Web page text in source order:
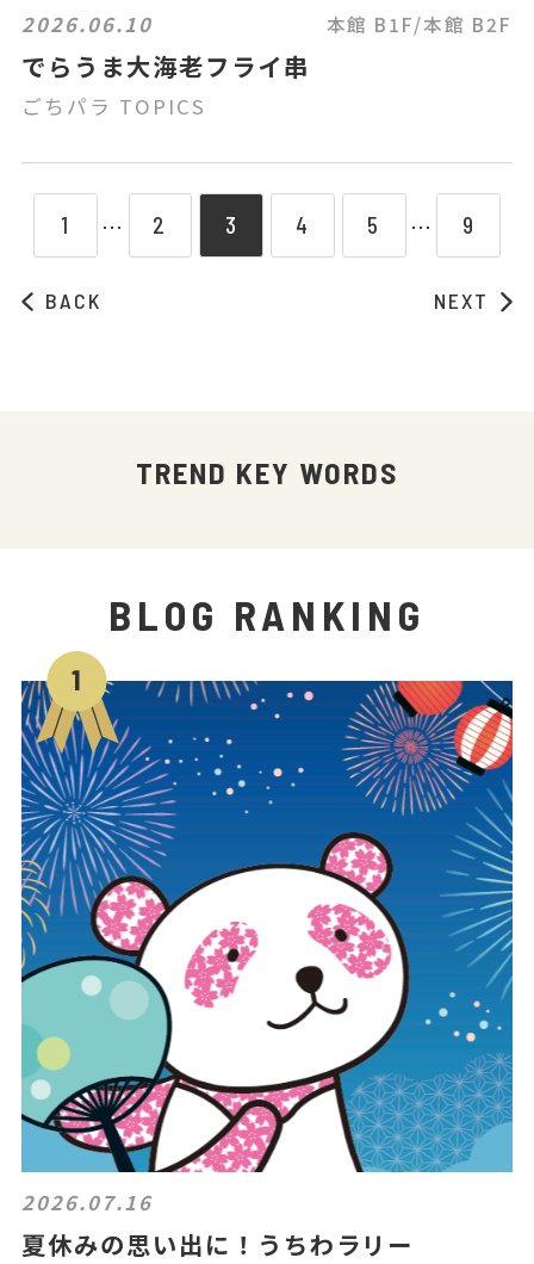
2026.06.10 本館 B1F/本館 B2F
でらうま大海老フライ串
ごちパラ TOPICS
BACK
1 ⋯ 2 3 4 5 ⋯ 9
NEXT
TREND KEY WORDS
BLOG RANKING
2026.07.16
夏休みの思い出に！うちわラリー